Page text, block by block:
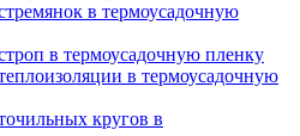
в термоусадочную
в термоусадочную пленку
в термоусадочную
кругов в